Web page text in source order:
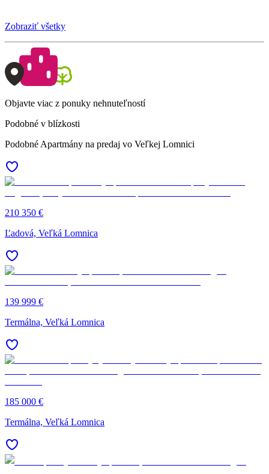
Zobraziť všetky
Objavte viac z ponuky nehnuteľností
Podobné v blízkosti
Podobné Apartmány na predaj vo Veľkej Lomnici
210 350 €
Ľadová, Veľká Lomnica
139 999 €
Termálna, Veľká Lomnica
185 000 €
Termálna, Veľká Lomnica